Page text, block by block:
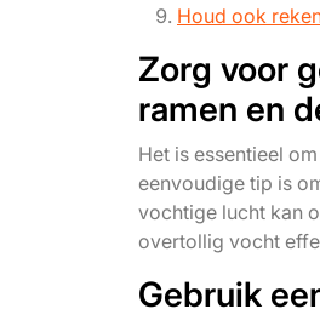
Houd ook
Zorg voor
ramen en
Het is essentieel
eenvoudige tip is
vochtige lucht kan
overtollig vocht
Gebruik